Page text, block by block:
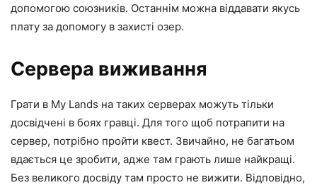
допомогою союзників. Останнім можна віддавати якусь
плату за допомогу в захисті озер.
Сервера виживання
Грати в My Lands на таких серверах можуть тільки
досвідчені в боях гравці. Для того щоб потрапити на
сервер, потрібно пройти квест. Звичайно, не багатьом
вдається це зробити, адже там грають лише найкращі.
Без великого досвіду там просто не вижити. Відповідно,